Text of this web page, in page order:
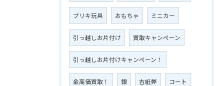
ブリキ玩具 おもちゃ ミニカー
引っ越しお片付け 買取キャンペーン
引っ越しお片付けキャンペーン！
金高価買取！ 銀 古紙弊 コート